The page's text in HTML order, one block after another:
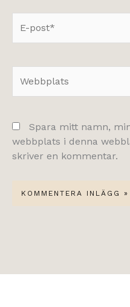
post*
Spara mitt namn,
webbplats i denna
skriver en kommentar.